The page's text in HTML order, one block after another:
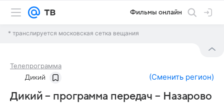
Фильмы онлайн
* транслируется московская сетка вещания
Телепрограмма
Дикий (Сменить регион)
Дикий – программа передач – Назарово